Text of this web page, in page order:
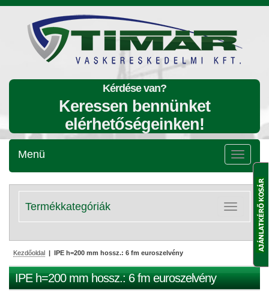
Kérdése van?
Keressen bennünket
elérhetőségeinken!
Menü
Menü
Kategóriák
lenyitása
Termékkategóriák
Kezdőoldal | IPE h=200 mm hossz.: 6 fm euroszelvény
IPE h=200 mm hossz.: 6 fm euroszelvény